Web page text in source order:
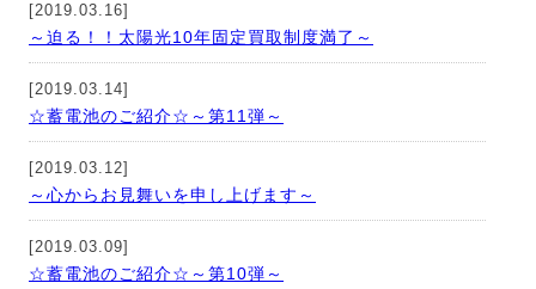
[2019.03.16]
～迫る！！太陽光10年固定買取制度満了～
[2019.03.14]
☆蓄電池のご紹介☆～第11弾～
[2019.03.12]
～心からお見舞いを申し上げます～
[2019.03.09]
☆蓄電池のご紹介☆～第10弾～